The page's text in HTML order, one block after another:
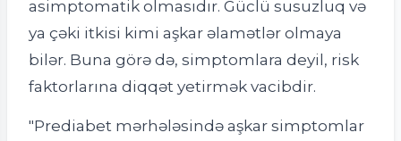
asimptomatik olmasıdır. Güclü susuzluq və
ya çəki itkisi kimi aşkar əlamətlər olmaya
bilər. Buna görə də, simptomlara deyil, risk
faktorlarına diqqət yetirmək vacibdir.
"Prediabet mərhələsində aşkar simptomlar